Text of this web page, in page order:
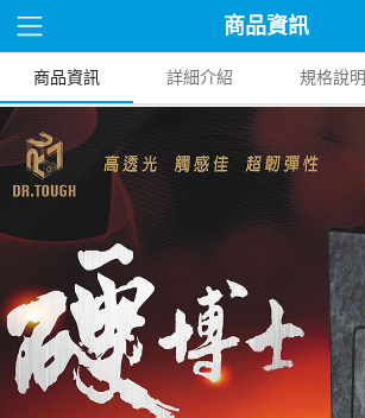
商品資訊
商品資訊 詳細介紹 規格說明